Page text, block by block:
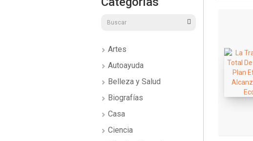
Artes
Autoayuda
Belleza y Salud
Biografías
Casa
Ciencia